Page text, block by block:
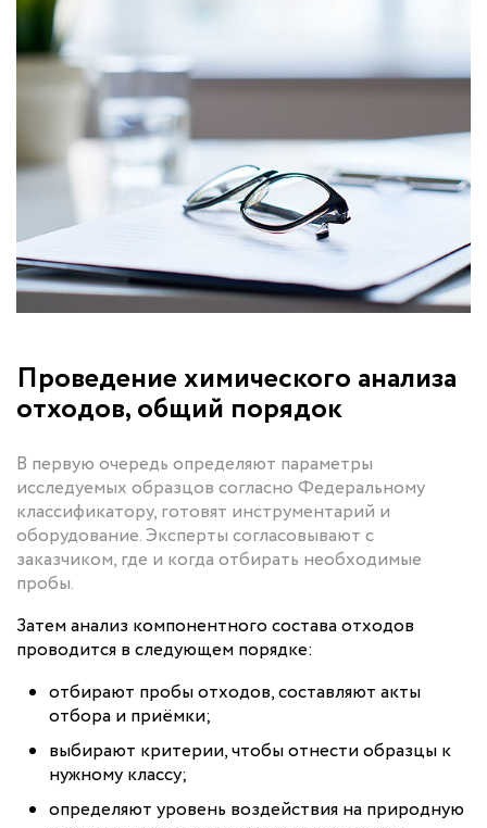
Проведение химического анализа
отходов, общий порядок
В первую очередь определяют параметры
исследуемых образцов согласно Федеральному
классификатору, готовят инструментарий и
оборудование. Эксперты согласовывают с
заказчиком, где и когда отбирать необходимые
пробы.
Затем анализ компонентного состава отходов
проводится в следующем порядке:
отбирают пробы отходов, составляют акты
отбора и приёмки;
выбирают критерии, чтобы отнести образцы к
нужному классу;
определяют уровень воздействия на природную